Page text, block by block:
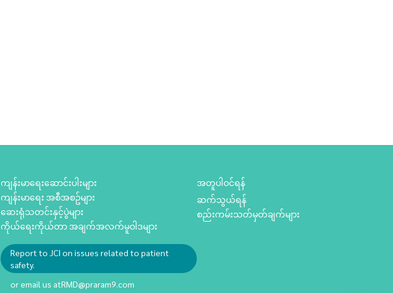
ကျန်းမာရေးဆောင်းပါးများ
ကျန်းမာရေး အစီအစဥ်များ
ဆေးရုံသတင်းနှင့်ပွဲများ
ကိုယ်ရေးကိုယ်တာ အချက်အလက်မူဝါဒများ
Report to JCI on issues related to patient
safety.
or email us atRMD@praram9.com
အတူပါဝင်ရန်
ဆက်သွယ်ရန်
စည်းကမ်းသတ်မှတ်ချက်များ